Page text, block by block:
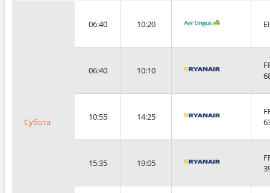
Субота
06:40 10:20
06:40 10:10
10:55 14:25
15:35 19:05